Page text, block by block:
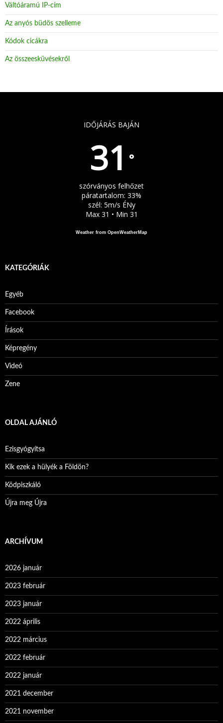
Váltóáramú IP-cím
Az anyós büdös szelleme
Kódok cicákra
Az összeesküvésekről
IDŐJÁRÁS BAJÁN
31 °
szórványos felhőzet
páratartalom: 33%
szél: 5m/s ÉNy
Max 31 • Min 31
Weather from OpenWeatherMap
KATEGÓRIÁK
Egyéb
Facebook
Írások
Képregény
Videó
Zene
OLDAL AJÁNLÓ
Ezisgyógyítsa
Kik ezek a hülyék a Földön?
Ködpiszkáló
Újra meg Újra
ARCHÍVUM
2026 január
2023 február
2023 január
2022 április
2022 március
2022 február
2022 január
2021 december
2021 november